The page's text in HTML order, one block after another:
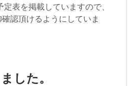
表を掲載していますので、
認頂けるようにしていま
した。